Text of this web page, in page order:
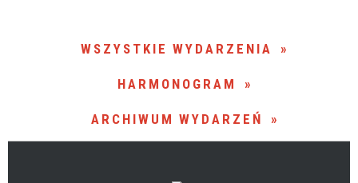
Organizator
WSZYSTKIE WYDARZENIA
HARMONOGRAM
ARCHIWUM WYDARZEŃ